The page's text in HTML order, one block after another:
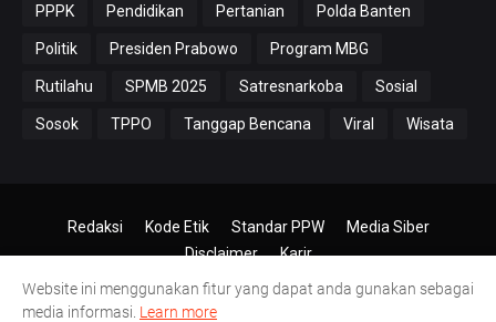
PPPK Pendidikan Pertanian Polda Banten
Politik Presiden Prabowo Program MBG
Rutilahu SPMB 2025 Satresnarkoba Sosial
Sosok TPPO Tanggap Bencana Viral Wisata
© 2024-2026PT.Antero Inti Media
Redaksi Kode Etik Standar PPW
Media Siber
Disclaimer
Karir
Website ini menggunakan fitur yang dapat anda gunakan sebagai
media informasi. Learn more